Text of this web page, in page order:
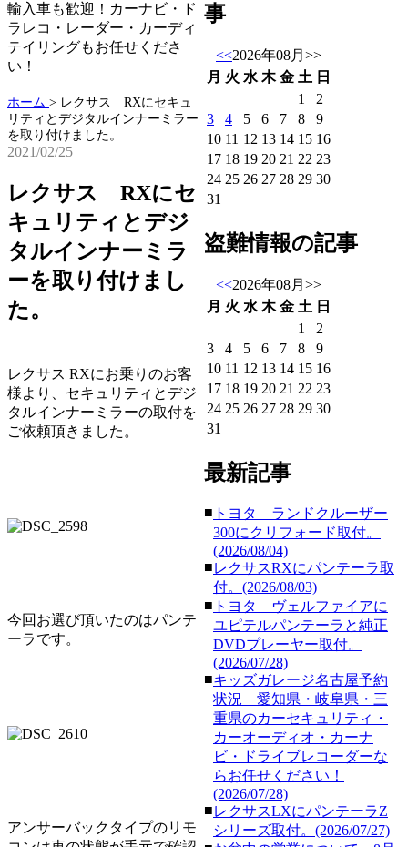
輸入車も歓迎！カーナビ・ド
ラレコ・レーダー・カーディ
テイリングもお任せくださ
い！
ホーム > レクサス RXにセキュ
リティとデジタルインナーミラー
を取り付けました。
2021/02/25
レクサス RXにセ
キュリティとデジ
タルインナーミラ
ーを取り付けまし
た。
レクサス RXにお乗りのお客
様より、セキュリティとデジ
タルインナーミラーの取付を
ご依頼頂きました。
今回お選び頂いたのはパンテ
ーラです。
アンサーバックタイプのリモ
事
<<2026年08月 >>
月 火 水 木 金 土 日
1
2
3
4 5 6 7 8
9
10 11 12 13 14 15 16
17 18 19 20 21 22 23
24 25 26 27 28 29 30
31
盗難情報の記事
<<2026年08月 >>
月 火 水 木 金 土 日
1
2
3
4 5 6 7 8
9
10 11 12 13 14 15 16
17 18 19 20 21 22 23
24 25 26 27 28 29 30
31
最新記事
■ トヨタ ランドクルーザー
300にクリフォード取付。
(2026/08/04)
■レクサスRXにパンテーラ取
付。(2026/08/03)
■ トヨタ ヴェルファイアに
ユピテルパンテーラと純正
DVDプレーヤー取付。
(2026/07/28)
■キッズガレージ名古屋予約
状況 愛知県・岐阜県・三
重県のカーセキュリティ・
カーオーディオ・カーナ
ビ・ドライブレコーダーな
らお任せください！
(2026/07/28)
■レクサスLXにパンテーラZ
シリーズ取付。(2026/07/27)